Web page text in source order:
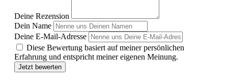
Deine Rezension
Dein Name
Deine E-Mail-Adresse
Diese Bewertung basiert auf meiner persönlichen
Erfahrung und entspricht meiner eigenen Meinung.
Jetzt bewerten